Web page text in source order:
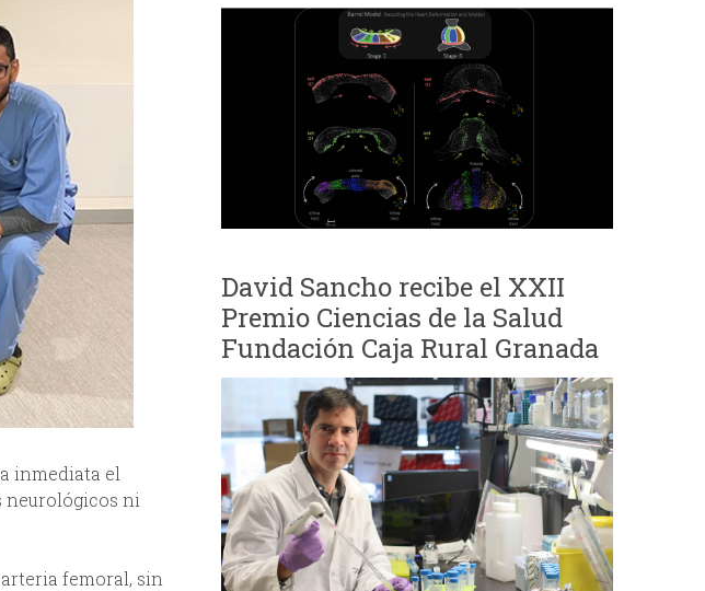
inmediata el
neurológicos ni
femoral, sin
David Sancho recibe el XXII
Premio Ciencias de la Salud
Fundación Caja Rural Granada